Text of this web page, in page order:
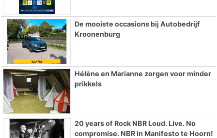
De mooiste occasions bij Autobedrijf
Kroonenburg
Hélène en Marianne zorgen voor minder
prikkels
20 years of Rock NBR Loud. Live. No
compromise. NBR in Manifesto te Hoorn!